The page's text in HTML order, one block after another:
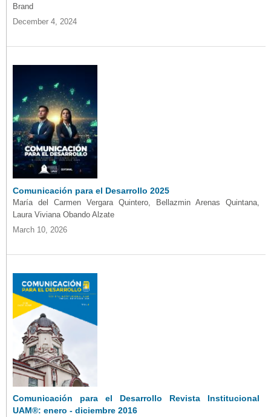
Brand
December 4, 2024
Comunicación para el Desarrollo 2025
María del Carmen Vergara Quintero, Bellazmin Arenas Quintana,
Laura Viviana Obando Alzate
March 10, 2026
Comunicación para el Desarrollo Revista Institucional
UAM®: enero - diciembre 2016